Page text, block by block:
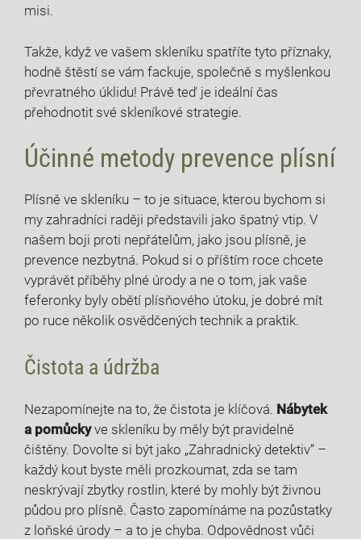
misi.
Takže, když ve vašem skleníku spatříte tyto příznaky,
hodně štěstí se vám ‌fackuje, společně s myšlenkou
převratného ⁢úklidu! Právě teď je⁢ ideální čas
přehodnotit své skleníkové strategie.
Účinné metody prevence plísní
Plísně‍ ve skleníku – to je situace, kterou bychom si ​
my zahradníci raději představili jako ​špatný vtip. ⁣V ​
našem boji proti nepřátelům, jako jsou plísně, je
prevence nezbytná. Pokud si o příštím roce chcete
vyprávět příběhy ‍plné úrody a ne o tom, jak vaše
feferonky byly obětí plísňového ⁢útoku, je dobré mít
po ruce několik osvědčených technik a praktik.
Čistota a‍ údržba
Nezapomínejte na to, že čistota je klíčová. Nábytek
a pomůckyve skleníku by měly být pravidelně
čištěny. Dovolte si ⁢být jako „Zahradnický detektiv“ –
každý kout byste měli prozkoumat, zda se tam
neskrývají zbytky rostlin,​ které by mohly být živnou
půdou pro plísně. Často zapomínáme na pozůstatky
z loňské úrody – a to je chyba. Odpovědnost vůči